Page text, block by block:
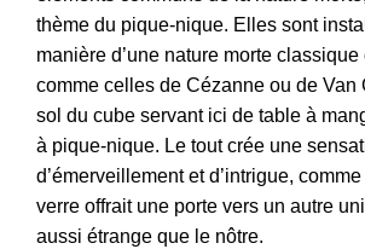
thème du pique-nique. Elles sont
manière d’une nature morte classique
comme celles de Cézanne ou de Van
sol du cube servant ici de table à
à pique-nique. Le tout crée une
d’émerveillement et d’intrigue,
verre offrait une porte vers un autre
aussi étrange que le nôtre.